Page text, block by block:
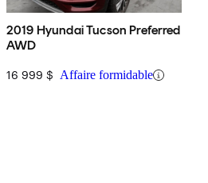
2019 Hyundai Tucson Preferred
AWD
16 999 $ Affaire formidable